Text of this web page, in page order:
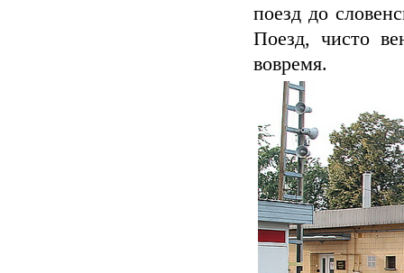
поезд до
Поезд, чисто
вовремя.